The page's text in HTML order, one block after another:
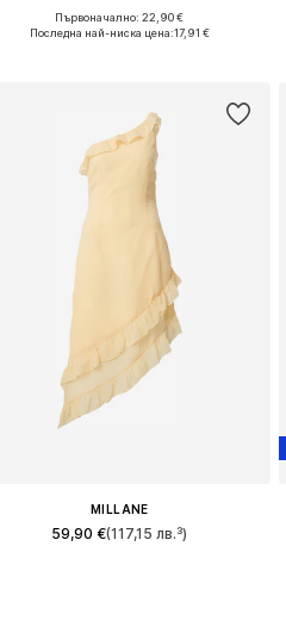
Налични размери: XS, M, L, XL, XXL
Първоначално: 22,90 €
Последна най-ниска цена:17,91 €
MILLANE
59,90 €(117,15 лв.³)